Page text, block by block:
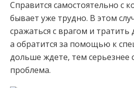
Справится самостоятельно с
бывает уже трудно. В этом
сражаться с врагом и
а обратится за помощью к
дольше ждете, тем серьезнее
проблема.